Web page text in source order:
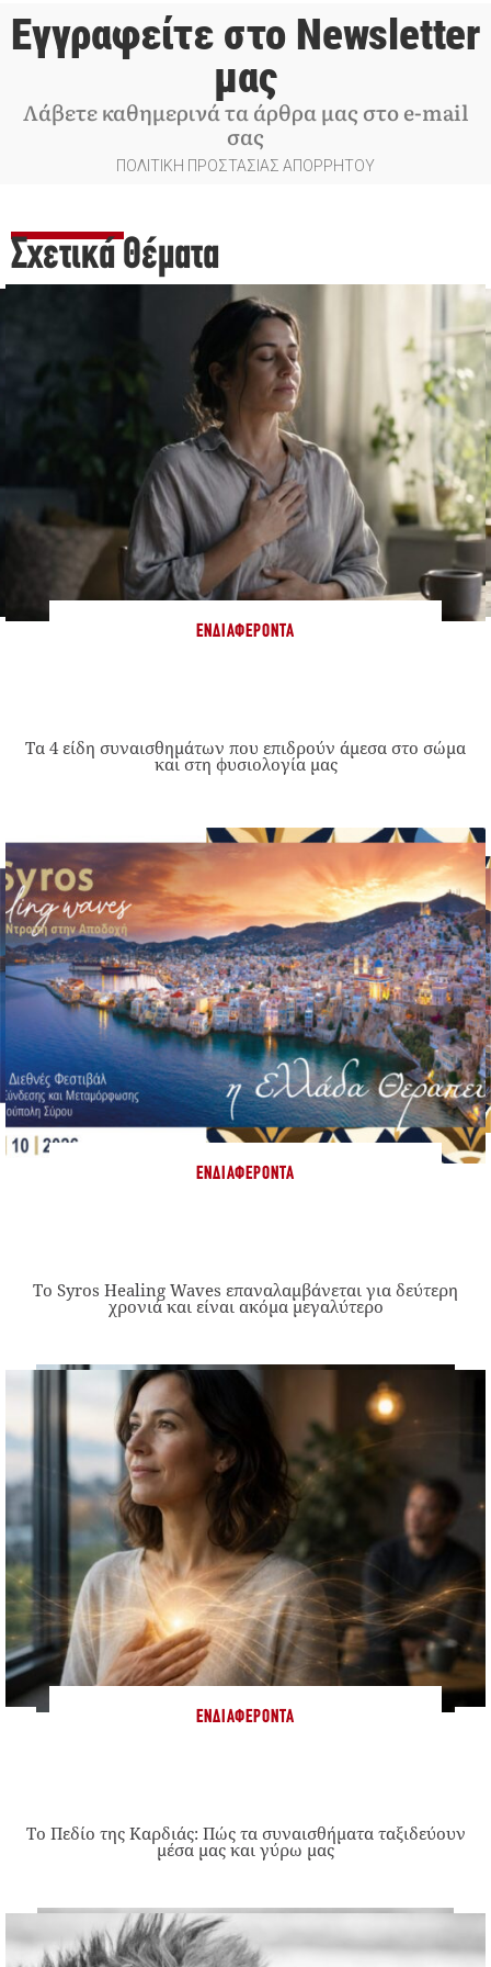
Εγγραφείτε στο Newsletter
μας
Λάβετε καθημερινά τα άρθρα μας στο e-mail
σας
ΠΟΛΙΤΙΚΗ ΠΡΟΣΤΑΣΙΑΣ ΑΠΟΡΡΗΤΟΥ
Σχετικά Θέματα
ΕΝΔΙΑΦΈΡΟΝΤΑ
Τα 4 είδη συναισθημάτων που επιδρούν άμεσα στο σώμα
και στη φυσιολογία μας
ΕΝΔΙΑΦΈΡΟΝΤΑ
Το Syros Healing Waves επαναλαμβάνεται για δεύτερη
χρονιά και είναι ακόμα μεγαλύτερο
ΕΝΔΙΑΦΈΡΟΝΤΑ
Το Πεδίο της Καρδιάς: Πώς τα συναισθήματα ταξιδεύουν
μέσα μας και γύρω μας